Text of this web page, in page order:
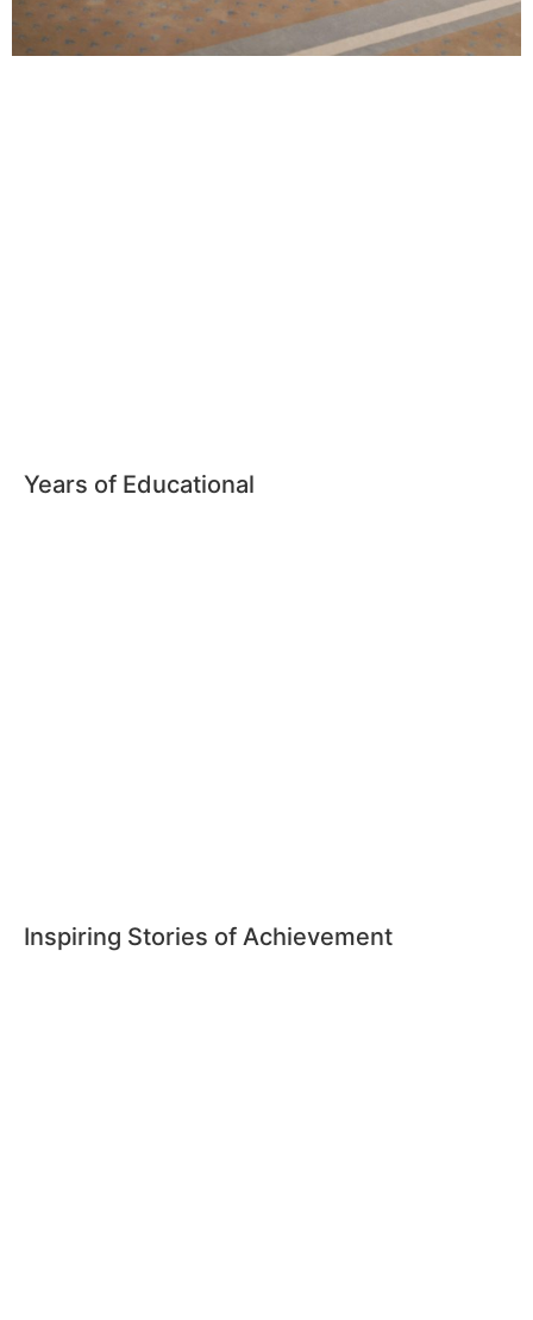
Years of Educational
Inspiring Stories of Achievement